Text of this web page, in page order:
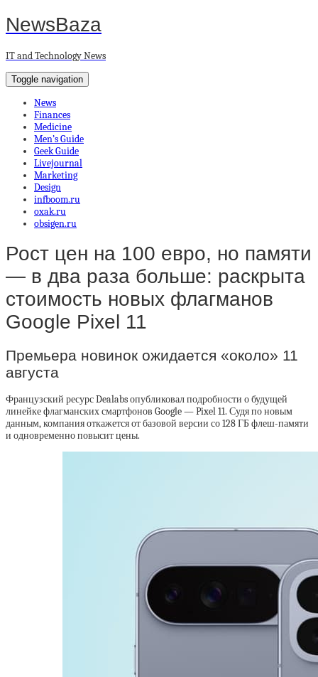
NewsBaza
IT and Technology News
Toggle navigation
News
Finances
Medicine
Men’s Guide
Geek Guide
Livejournal
Marketing
Design
infboom.ru
oxak.ru
obsigen.ru
Рост цен на 100 евро, но памяти
— в два раза больше: раскрыта
стоимость новых флагманов
Google Pixel 11
Премьера новинок ожидается «около» 11
августа
Французский ресурс Dealabs опубликовал подробности о будущей
линейке флагманских смартфонов Google — Pixel 11. Судя по новым
данным, компания откажется от базовой версии со 128 ГБ флеш-памяти
и одновременно повысит цены.